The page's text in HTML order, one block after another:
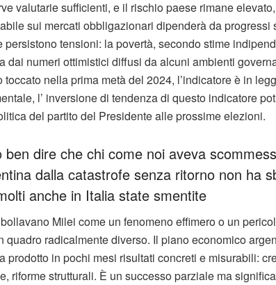
valutarie sufficienti, e il rischio paese rimane
sui mercati obbligazionari dipenderà da progressi
tensioni: la povertà, secondo stime
dai numeri ottimistici diffusi da alcuni ambienti
nella prima metà del 2024, l’indicatore è in
l’ inversione di tendenza di questo indicatore
del partito del Presidente alle prossime elezioni.
ben dire che chi come noi aveva
dalla catastrofe senza ritorno non ha
anche in Italia state smentite
Milei come un fenomeno effimero o un
quadro radicalmente diverso. Il piano economico
prodotto in pochi mesi risultati concreti e misurabili:
riforme strutturali. È un successo parziale ma